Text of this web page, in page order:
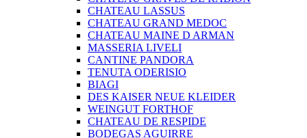
CHATEAU LASSUS
CHATEAU GRAND MEDOC
CHATEAU MAINE D ARMAN
MASSERIA LIVELI
CANTINE PANDORA
TENUTA ODERISIO
BIAGI
DES KAISER NEUE KLEIDER
WEINGUT FORTHOF
CHATEAU DE RESPIDE
BODEGAS AGUIRRE